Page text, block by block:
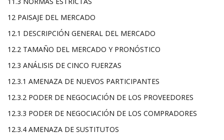
12 PAISAJE DEL MERCADO
12.1 DESCRIPCIÓN GENERAL DEL MERCADO
12.2 TAMAÑO DEL MERCADO Y PRONÓSTICO
12.3 ANÁLISIS DE CINCO FUERZAS
12.3.1 AMENAZA DE NUEVOS PARTICIPANTES
12.3.2 PODER DE NEGOCIACIÓN DE LOS PROVEEDORES
12.3.3 PODER DE NEGOCIACIÓN DE LOS COMPRADORES
12.3.4 AMENAZA DE SUSTITUTOS